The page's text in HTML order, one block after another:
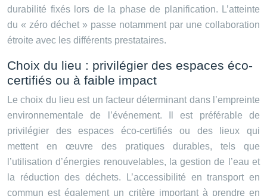
durabilité fixés lors de la phase de planification. L’atteinte
du « zéro déchet » passe notamment par une collaboration
étroite avec les différents prestataires.
Choix du lieu : privilégier des espaces éco-
certifiés ou à faible impact
Le choix du lieu est un facteur déterminant dans l’empreinte
environnementale de l’événement. Il est préférable de
privilégier des espaces éco-certifiés ou des lieux qui
mettent en œuvre des pratiques durables, tels que
l’utilisation d’énergies renouvelables, la gestion de l’eau et
la réduction des déchets. L’accessibilité en transport en
commun est également un critère important à prendre en